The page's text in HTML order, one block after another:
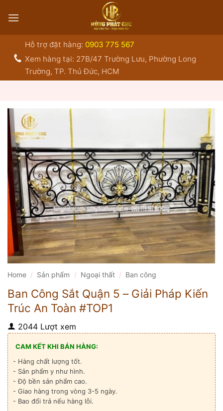
qua
Hỗ trợ đặt hàng: 0903 775 567
Xem hàng tại: 27B/47 Trường Lưu, Phường Long
Trường, TP. Thủ Đức, HCM
Home / Sản phẩm / Ngoại thất / Ban công
Ban Công Sắt Quận 5 – Giải Pháp Kiến
Trúc An Toàn #TOP1
2044 Lượt xem
CAM KẾT KHI BÁN HÀNG:
- Hàng chất lượng tốt.
- Sản phẩm y như hình.
- Độ bền sản phẩm cao.
- Giao hàng trong vòng 3-5 ngày.
- Bao đổi trả nếu hàng lỗi.